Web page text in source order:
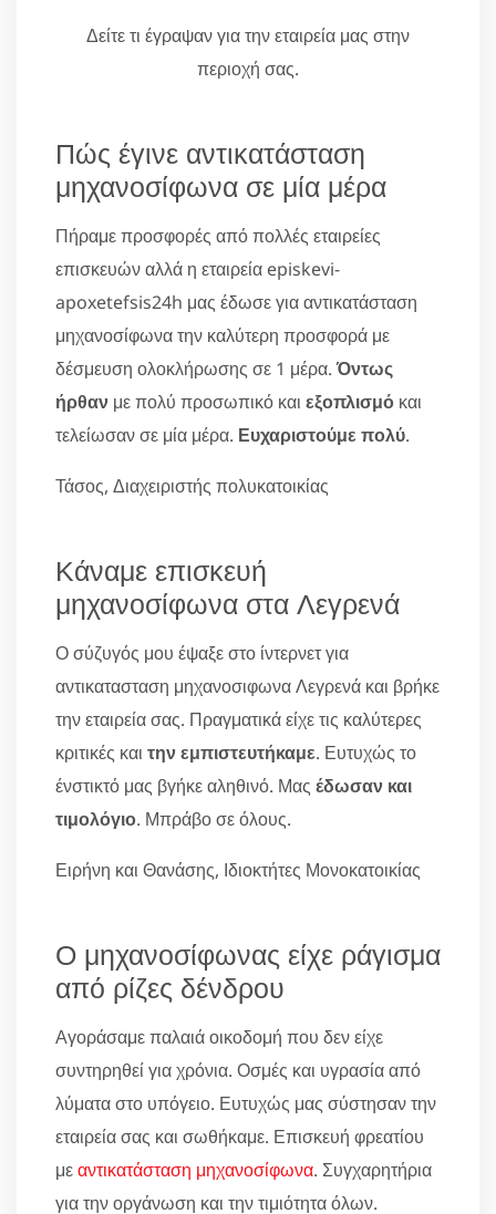
Δείτε τι έγραψαν για την εταιρεία μας στην
περιοχή σας.
Πώς έγινε αντικατάσταση
μηχανοσίφωνα σε μία μέρα
Πήραμε προσφορές από πολλές εταιρείες
επισκευών αλλά η εταιρεία episkevi-
apoxetefsis24h μας έδωσε για αντικατάσταση
μηχανοσίφωνα την καλύτερη προσφορά με
δέσμευση ολοκλήρωσης σε 1 μέρα.Όντως
ήρθαν με πολύ προσωπικό και εξοπλισμό και
τελείωσαν σε μία μέρα. Ευχαριστούμε πολύ.
Τάσος, Διαχειριστής πολυκατοικίας
Κάναμε επισκευή
μηχανοσίφωνα στα Λεγρενά
Ο σύζυγός μου έψαξε στο ίντερνετ για
αντικατασταση μηχανοσιφωνα Λεγρενά και βρήκε
την εταιρεία σας. Πραγματικά είχε τις καλύτερες
κριτικές και την εμπιστευτήκαμε. Ευτυχώς το
ένστικτό μας βγήκε αληθινό. Μας έδωσαν και
τιμολόγιο. Μπράβο σε όλους.
Ειρήνη και Θανάσης, Ιδιοκτήτες Μονοκατοικίας
Ο μηχανοσίφωνας είχε ράγισμα
από ρίζες δένδρου
Αγοράσαμε παλαιά οικοδομή που δεν είχε
συντηρηθεί για χρόνια. Οσμές και υγρασία από
λύματα στο υπόγειο. Ευτυχώς μας σύστησαν την
εταιρεία σας και σωθήκαμε. Επισκευή φρεατίου
μεαντικατάσταση μηχανοσίφωνα. Συγχαρητήρια
για την οργάνωση και την τιμιότητα όλων.